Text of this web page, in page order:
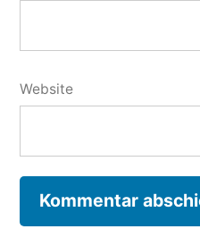
Website